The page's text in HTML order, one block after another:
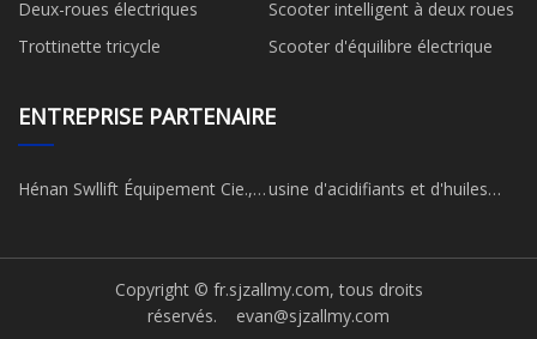
Deux-roues électriques
Scooter intelligent à deux roues
Trottinette tricycle
Scooter d'équilibre électrique
ENTREPRISE PARTENAIRE
Hénan Swllift Équipement Cie.,
usine d'acidifiants et d'huiles
Copyright © fr.sjzallmy.com, tous droits
réservés. evan@sjzallmy.com